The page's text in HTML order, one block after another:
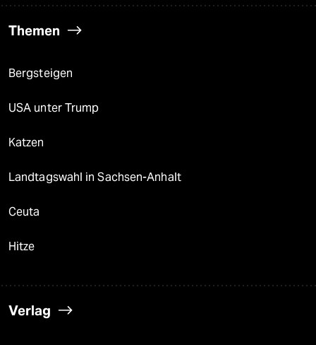
Themen
Bergsteigen
USA unter Trump
Katzen
Landtagswahl in Sachsen-Anhalt
Ceuta
Hitze
Verlag